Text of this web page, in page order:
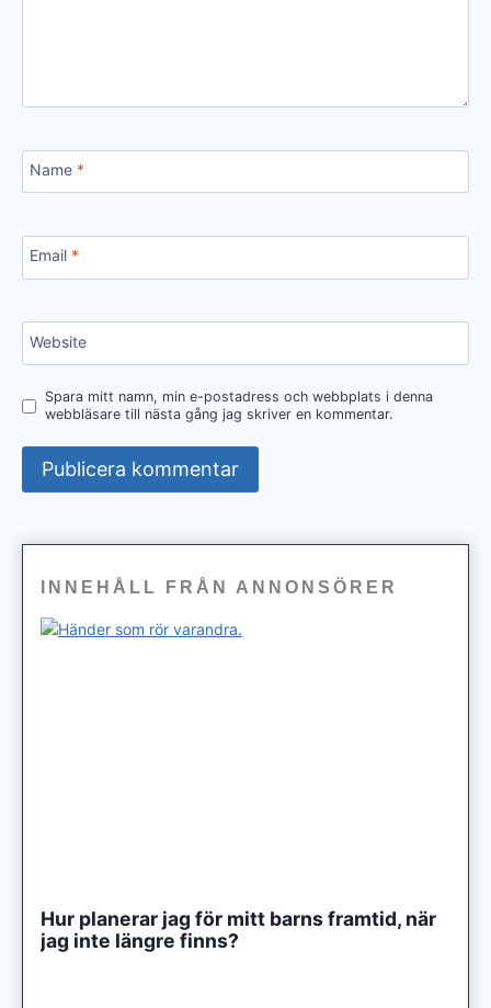
Name *
Email *
Website
Spara mitt namn, min e-postadress och webbplats i denna
webbläsare till nästa gång jag skriver en kommentar.
INNEHÅLL FRÅN ANNONSÖRER
Hur planerar jag för mitt barns framtid, när
jag inte längre finns?